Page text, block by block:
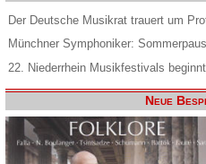
Der Deutsche Musikrat trauert um
Münchner Symphoniker:
22. Niederrhein Musikfestivals beginnt
Neue